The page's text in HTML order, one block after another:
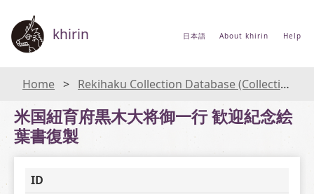
khirin 日本語 About khirin Help
Home Rekihaku Collection Database (Collections Database of the National Museum of Japanese History)
米国紐育府黒木大将御一行 歓迎紀念絵
葉書復製
ID